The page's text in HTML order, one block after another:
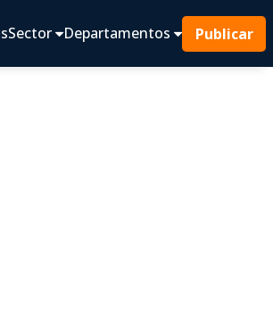
Sector Departamentos Publicar